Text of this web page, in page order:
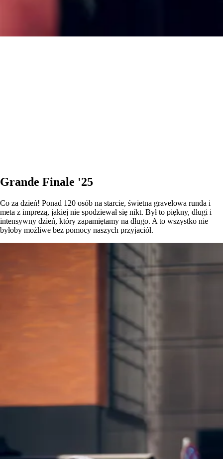
Grande Finale '25
Co za dzień! Ponad 120 osób na starcie, świetna gravelowa runda i
meta z imprezą, jakiej nie spodziewał się nikt. Był to piękny, długi i
intensywny dzień, który zapamiętamy na długo. A to wszystko nie
byłoby możliwe bez pomocy naszych przyjaciół.